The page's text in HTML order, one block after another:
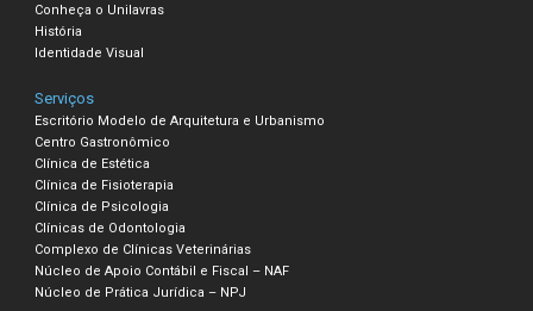
Conheça o Unilavras
História
Identidade Visual
Serviços
Escritório Modelo de Arquitetura e Urbanismo
Centro Gastronômico
Clínica de Estética
Clínica de Fisioterapia
Clínica de Psicologia
Clínicas de Odontologia
Complexo de Clínicas Veterinárias
Núcleo de Apoio Contábil e Fiscal – NAF
Núcleo de Prática Jurídica – NPJ